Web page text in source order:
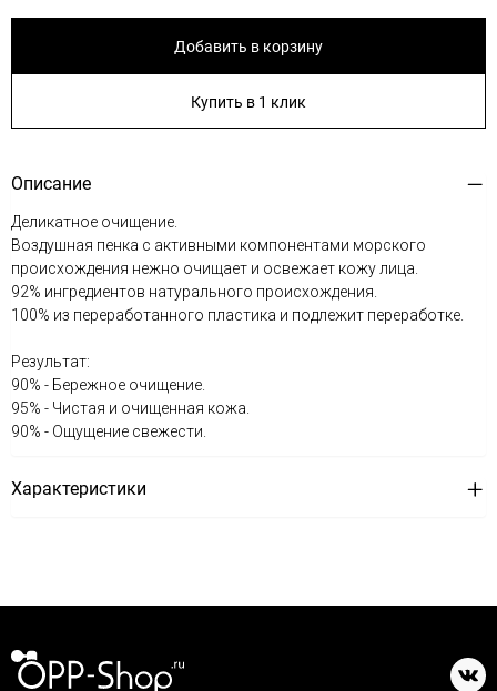
Добавить в корзину
Купить в 1 клик
Описание
Деликатное очищение.
Воздушная пенка с активными компонентами морского
происхождения нежно очищает и освежает кожу лица.
92% ингредиентов натурального происхождения.
100% из переработанного пластика и подлежит переработке.
Результат:
90% - Бережное очищение.
95% - Чистая и очищенная кожа.
90% - Ощущение свежести.
Характеристики